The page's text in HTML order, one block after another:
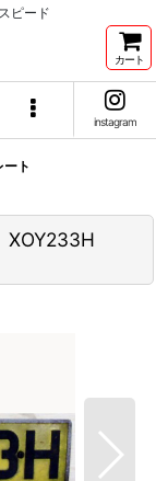
ピード
カート
instagram
ト